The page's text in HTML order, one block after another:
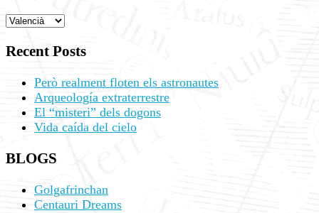
Recent Posts
Però realment floten els astronautes
Arqueología extraterrestre
El “misteri” dels dogons
Vida caída del cielo
BLOGS
Golgafrinchan
Centauri Dreams